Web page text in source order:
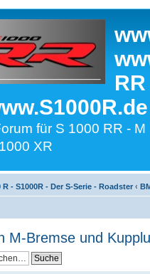
für S 1000 RR -
XR
R - S1000R - Der S-Serie - Roadster ‹
M-Bremse und